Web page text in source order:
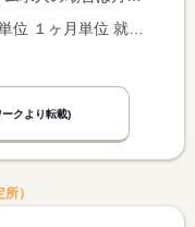
変形労働時間制 変形労働時間制の単位 １ヶ月単位 就業時間１ 8時45分〜17時30分
クより転載)
）